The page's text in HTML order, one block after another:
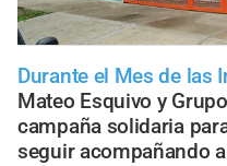
Durante el Mes de las
Mateo Esquivo y
campaña solidaria
seguir acompañando